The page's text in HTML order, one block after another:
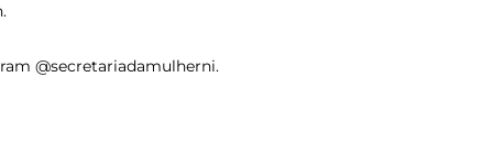
@secretariadamulherni.